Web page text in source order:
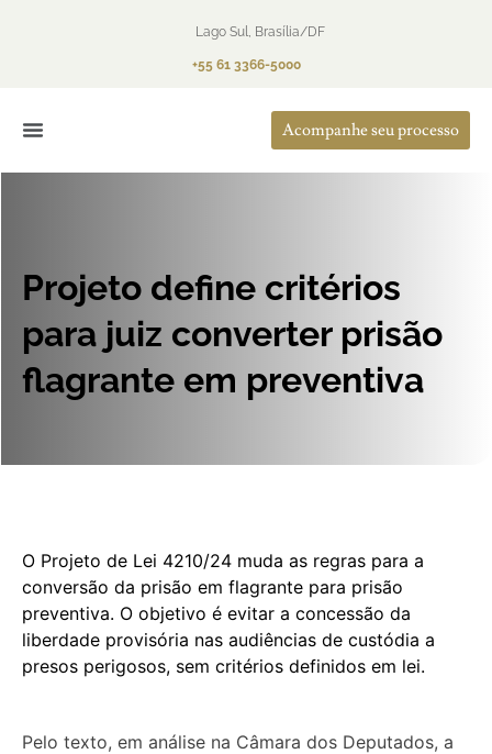
Lago Sul, Brasília/DF
+55 61 3366-5000
Acompanhe seu processo
Projeto define critérios
para juiz converter prisão
flagrante em preventiva
O Projeto de Lei 4210/24 muda as regras para a
conversão da prisão em flagrante para prisão
preventiva. O objetivo é evitar a concessão da
liberdade provisória nas audiências de custódia a
presos perigosos, sem critérios definidos em lei.
Pelo texto, em análise na Câmara dos Deputados, a